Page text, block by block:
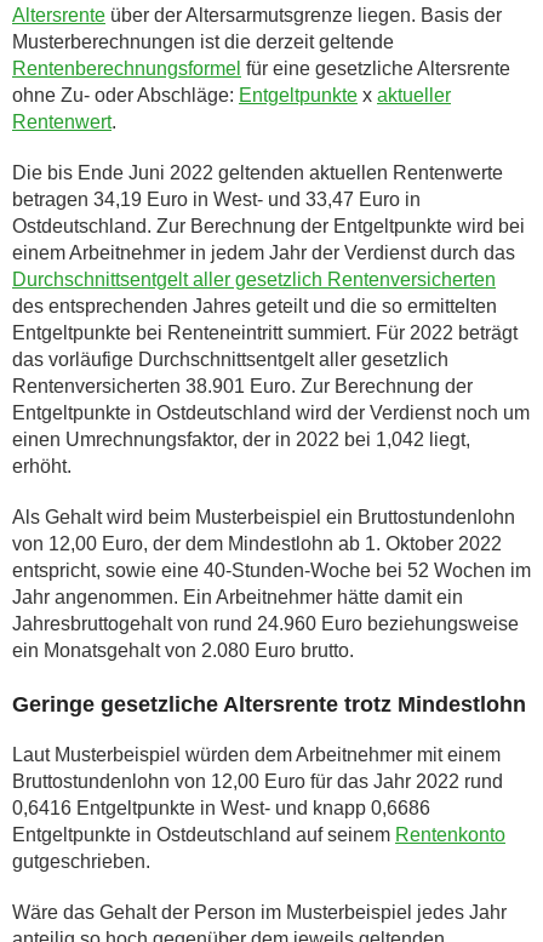
Altersrente über der Altersarmutsgrenze liegen. Basis der
Musterberechnungen ist die derzeit geltende
Rentenberechnungsformel für eine gesetzliche Altersrente
ohne Zu- oder Abschläge: Entgeltpunkte x aktueller
Rentenwert.
Die bis Ende Juni 2022 geltenden aktuellen Rentenwerte
betragen 34,19 Euro in West- und 33,47 Euro in
Ostdeutschland. Zur Berechnung der Entgeltpunkte wird bei
einem Arbeitnehmer in jedem Jahr der Verdienst durch das
Durchschnittsentgelt aller gesetzlich Rentenversicherten
des entsprechenden Jahres geteilt und die so ermittelten
Entgeltpunkte bei Renteneintritt summiert. Für 2022 beträgt
das vorläufige Durchschnittsentgelt aller gesetzlich
Rentenversicherten 38.901 Euro. Zur Berechnung der
Entgeltpunkte in Ostdeutschland wird der Verdienst noch um
einen Umrechnungsfaktor, der in 2022 bei 1,042 liegt,
erhöht.
Als Gehalt wird beim Musterbeispiel ein Bruttostundenlohn
von 12,00 Euro, der dem Mindestlohn ab 1. Oktober 2022
entspricht, sowie eine 40-Stunden-Woche bei 52 Wochen im
Jahr angenommen. Ein Arbeitnehmer hätte damit ein
Jahresbruttogehalt von rund 24.960 Euro beziehungsweise
ein Monatsgehalt von 2.080 Euro brutto.
Geringe gesetzliche Altersrente trotz Mindestlohn
Laut Musterbeispiel würden dem Arbeitnehmer mit einem
Bruttostundenlohn von 12,00 Euro für das Jahr 2022 rund
0,6416 Entgeltpunkte in West- und knapp 0,6686
Entgeltpunkte in Ostdeutschland auf seinem Rentenkonto
gutgeschrieben.
Wäre das Gehalt der Person im Musterbeispiel jedes Jahr